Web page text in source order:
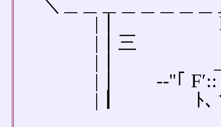
|┃ l
|┃三 ﾄ､
|┃ _亅::
|┃ -‐''｢ F′::
|┃ ﾄ､ヾ;､